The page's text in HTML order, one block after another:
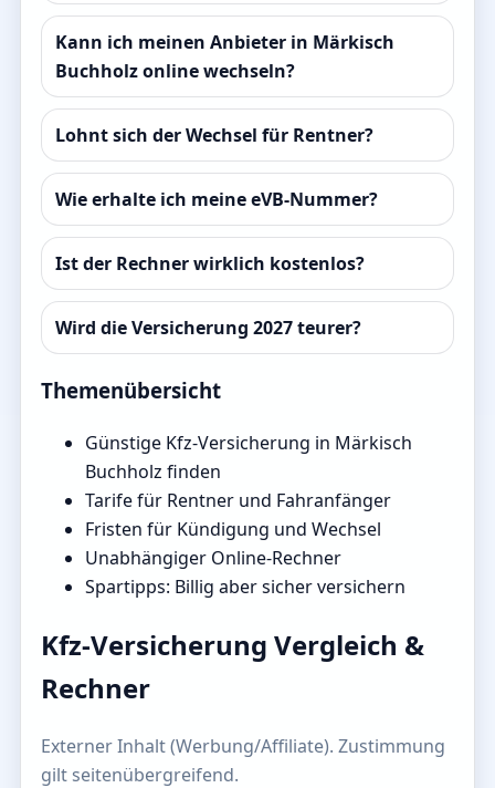
Kann ich meinen Anbieter in Märkisch
Buchholz online wechseln?
Lohnt sich der Wechsel für Rentner?
Wie erhalte ich meine eVB-Nummer?
Ist der Rechner wirklich kostenlos?
Wird die Versicherung 2027 teurer?
Themenübersicht
Günstige Kfz-Versicherung in Märkisch
Buchholz finden
Tarife für Rentner und Fahranfänger
Fristen für Kündigung und Wechsel
Unabhängiger Online-Rechner
Spartipps: Billig aber sicher versichern
Kfz-Versicherung Vergleich &
Rechner
Externer Inhalt (Werbung/Affiliate). Zustimmung
gilt seitenübergreifend.